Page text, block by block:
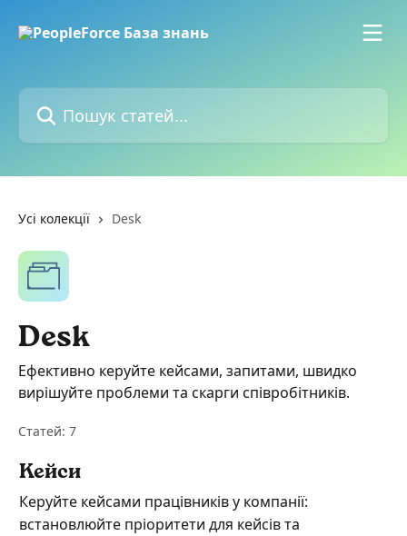
Пошук статей...
Усі колекції Desk
Desk
Ефективно керуйте кейсами, запитами, швидко
вирішуйте проблеми та скарги співробітників.
Статей: 7
Кейси
Керуйте кейсами працівників у компанії:
встановлюйте пріоритети для кейсів та